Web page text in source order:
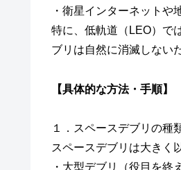
・衛星インターネットや
特に、低軌道（LEO）で
ブリは自然に消滅しない
【具体的な方法・手順】
１．スペースデブリの種
スペースデブリは大きく
・大型デブリ（役目を終